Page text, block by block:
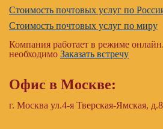
Стоимость почтовых услуг по
Стоимость почтовых услуг по миру
Компания работает в режиме
необходимо Заказать встречу
Офис в Москве:
г. Москва ул.4-я Тверская-Ямская,